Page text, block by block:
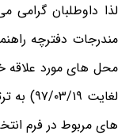
لذا داوطلبان
مندرجات دفترچه
لغایت
های مربوط در فرم